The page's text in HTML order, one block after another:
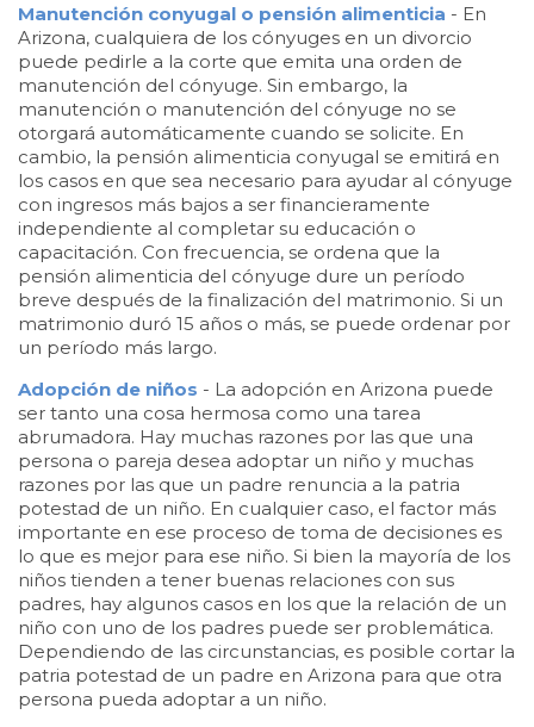
Manutención conyugal o pensión alimenticia - En
Arizona, cualquiera de los cónyuges en un divorcio
puede pedirle a la corte que emita una orden de
manutención del cónyuge. Sin embargo, la
manutención o manutención del cónyuge no se
otorgará automáticamente cuando se solicite. En
cambio, la pensión alimenticia conyugal se emitirá en
los casos en que sea necesario para ayudar al cónyuge
con ingresos más bajos a ser financieramente
independiente al completar su educación o
capacitación. Con frecuencia, se ordena que la
pensión alimenticia del cónyuge dure un período
breve después de la finalización del matrimonio. Si un
matrimonio duró 15 años o más, se puede ordenar por
un período más largo.
Adopción de niños - La adopción en Arizona puede
ser tanto una cosa hermosa como una tarea
abrumadora. Hay muchas razones por las que una
persona o pareja desea adoptar un niño y muchas
razones por las que un padre renuncia a la patria
potestad de un niño. En cualquier caso, el factor más
importante en ese proceso de toma de decisiones es
lo que es mejor para ese niño. Si bien la mayoría de los
niños tienden a tener buenas relaciones con sus
padres, hay algunos casos en los que la relación de un
niño con uno de los padres puede ser problemática.
Dependiendo de las circunstancias, es posible cortar la
patria potestad de un padre en Arizona para que otra
persona pueda adoptar a un niño.